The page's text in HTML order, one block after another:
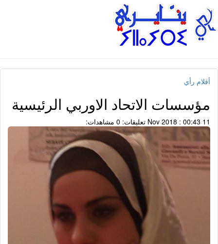
أقلام رأي
مؤسسات الاتحاد الاوربي الرئيسية
11 Nov 2018 : 00:43 تعليقات: 0 مشاهدات: